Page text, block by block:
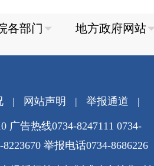
| 网站声明 | 举报通道 |
广告热线0734-8247111 0734-
举报电话0734-8686226